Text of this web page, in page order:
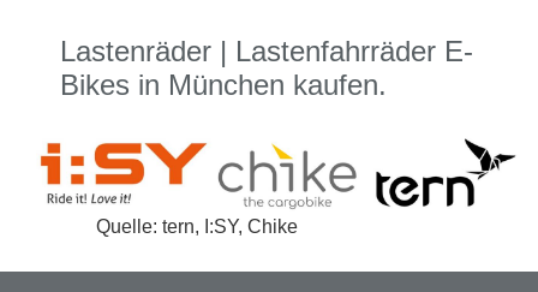
Bosch E-Bike 2019
Lastenrad E-Bikes
Lastenräder | Lastenfahrräder E-
Bikes in München kaufen.
Quelle: tern, I:SY, Chike